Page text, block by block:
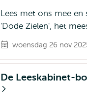
Lees met ons mee en
'Dode Zielen', het
woensdag 26 nov
De Leeskabinet-